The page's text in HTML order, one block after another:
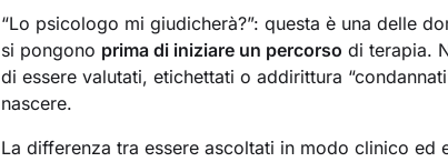
“Lo psicologo mi giudicherà?”: questa è una delle
si pongono prima di iniziare un percorso di terapia.
di essere valutati, etichettati o addirittura
nascere.
La differenza tra essere ascoltati in modo clinico ed